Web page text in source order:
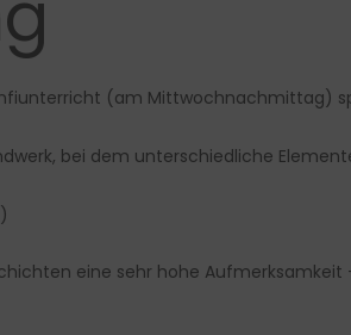
(am Mittwochnachmittag)
bei dem unterschiedliche
eine sehr hohe